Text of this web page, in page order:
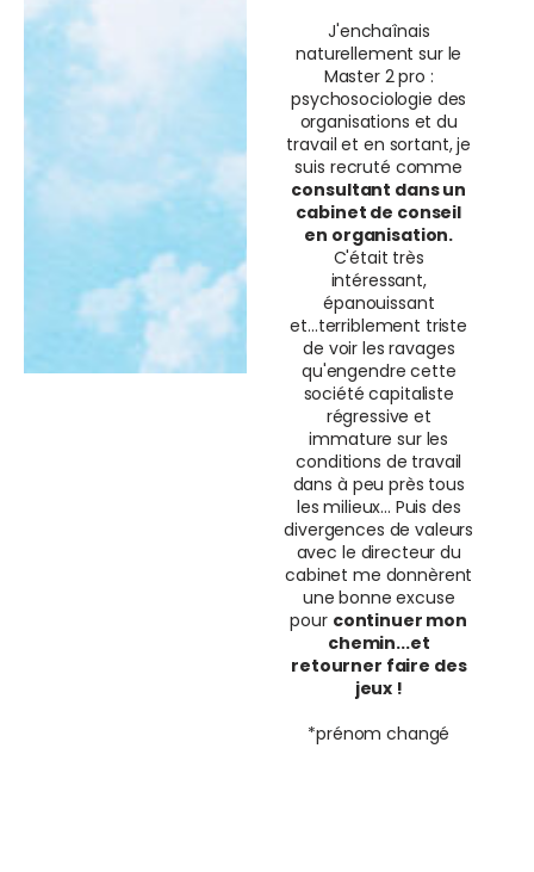
J'enchaînais
naturellement sur le
Master 2 pro :
psychosociologie des
organisations et du
travail et en sortant, je
suis recruté comme
consultant dans un
cabinet de conseil
en organisation.
C'était très
intéressant,
épanouissant
et...terriblement triste
de voir les ravages
qu'engendre cette
société capitaliste
régressive et
immature sur les
conditions de travail
dans à peu près tous
les milieux... Puis des
divergences de valeurs
avec le directeur du
cabinet me donnèrent
une bonne excuse
pour continuer mon
chemin...et
retourner faire des
jeux !
*prénom changé